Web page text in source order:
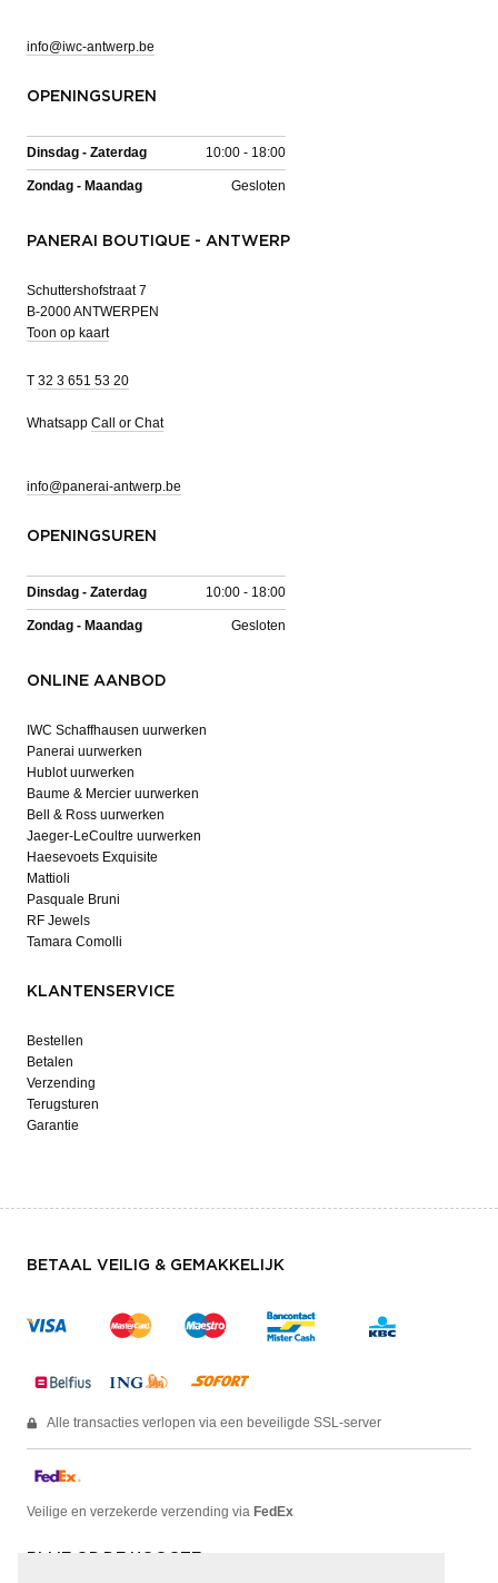
info@iwc-antwerp.be
OPENINGSUREN
Dinsdag - Zaterdag 10:00 - 18:00
Zondag - Maandag Gesloten
PANERAI BOUTIQUE - ANTWERP
Schuttershofstraat 7
B-2000 ANTWERPEN
Toon op kaart
T 32 3 651 53 20
Whatsapp Call or Chat
info@panerai-antwerp.be
OPENINGSUREN
Dinsdag - Zaterdag 10:00 - 18:00
Zondag - Maandag Gesloten
ONLINE AANBOD
IWC Schaffhausen uurwerken
Panerai uurwerken
Hublot uurwerken
Baume & Mercier uurwerken
Bell & Ross uurwerken
Jaeger-LeCoultre uurwerken
Haesevoets Exquisite
Mattioli
Pasquale Bruni
RF Jewels
Tamara Comolli
KLANTENSERVICE
Bestellen
Betalen
Verzending
Terugsturen
Garantie
BETAAL VEILIG & GEMAKKELIJK
Alle transacties verlopen via een beveiligde SSL-server
Veilige en verzekerde verzending via FedEx
BLIJF OP DE HOOGTE